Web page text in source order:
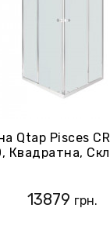
Qtap Pisces
Квадратна,
13879 грн.